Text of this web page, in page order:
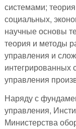
системами;
социальных,
научные основы
теория и методы
управления и
интегрированных
управления
Наряду с
управления,
Министерства